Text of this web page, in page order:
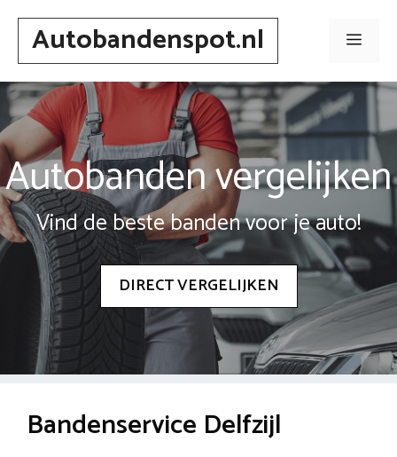
Spring
inhoudAutobandenspot.nl Menu
Autobanden vergelijken
Vind de beste banden voor je auto!
DIRECT VERGELIJKEN
Bandenservice Delfzijl